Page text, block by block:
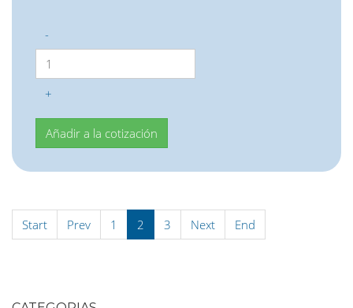
-
+
Start Prev 1 2 3 Next End